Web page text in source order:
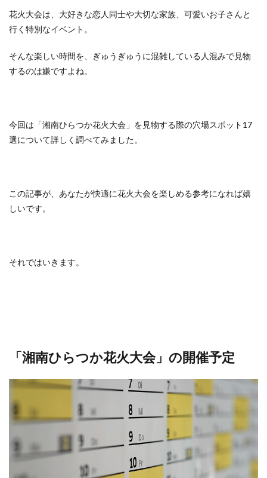
花火大会は、大好きな恋人同士や大切な家族、可愛いお子さんと
行く特別なイベント。
そんな楽しい時間を、ぎゅうぎゅうに混雑している人混みで見物
するのは嫌ですよね。
今回は「湘南ひらつか花火大会」を見物する際の穴場スポット17
選について詳しく調べてみました。
この記事が、あなたが快適に花火大会を楽しめる参考になれば嬉
しいです。
それではいきます。
「湘南ひらつか花火大会」の開催予定